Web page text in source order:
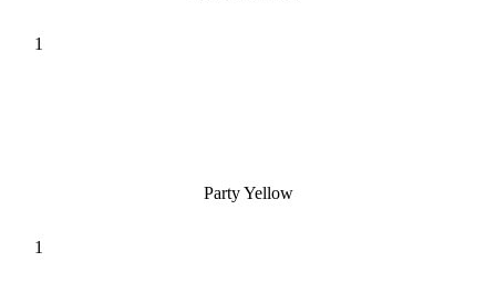
Party Yellow